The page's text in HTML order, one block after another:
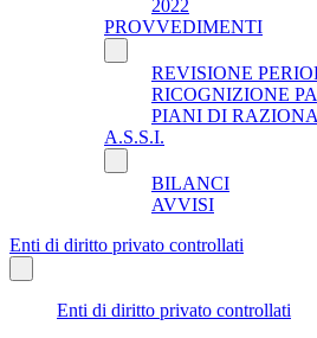
2022
PROVVEDIMENTI
REVISIONE
RICOGNIZIONE
PIANI DI
A.S.S.I.
BILANCI
AVVISI
Enti di diritto privato controllati
Enti di diritto privato controllati